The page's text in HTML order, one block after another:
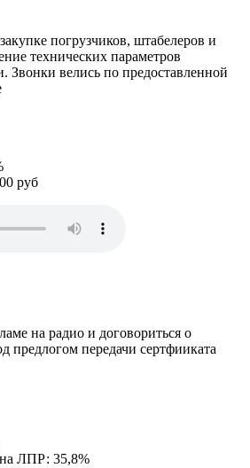
погрузчиков, штабелеров и
технических параметров
Звонки велись по предоставленной
руб
на радио и договориться о
предлогом передачи сертфииката
ЛПР: 35,8%